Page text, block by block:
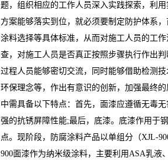
题，组织相应的工作人员深入实践探索，利
方案能够落实到位，就必须要制定防护体系
涂料选择等具体标准，从而对施工人员的工
查，对施工人员是否真正按照步骤执行作出
过程人员能够密切交流，同时能够借助检测
环保理念等，作出有意识的创新，加强最终
中需具备以下特点：首先，面漆应遵循无毒
强的抗锈屏障性能;最后，底漆。底漆作用于
点。现阶段，防腐涂料产品以单组分（XJL-
900面漆作为纳米级涂料，主要利用ASA乳